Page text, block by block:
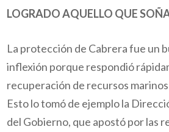
LOGRADO AQUELLO QUE
La protección de Cabrera fue un
inflexión porque respondió
recuperación de recursos
Esto lo tomó de ejemplo la
del Gobierno, que apostó por las